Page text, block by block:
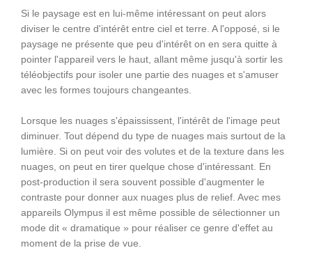
Si le paysage est en lui-même intéressant on peut alors
diviser le centre d'intérêt entre ciel et terre. A l'opposé, si le
paysage ne présente que peu d'intérêt on en sera quitte à
pointer l'appareil vers le haut, allant même jusqu'à sortir les
téléobjectifs pour isoler une partie des nuages et s'amuser
avec les formes toujours changeantes.
Lorsque les nuages s'épaississent, l'intérêt de l'image peut
diminuer. Tout dépend du type de nuages mais surtout de la
lumière. Si on peut voir des volutes et de la texture dans les
nuages, on peut en tirer quelque chose d'intéressant. En
post-production il sera souvent possible d'augmenter le
contraste pour donner aux nuages plus de relief. Avec mes
appareils Olympus il est même possible de sélectionner un
mode dit « dramatique » pour réaliser ce genre d'effet au
moment de la prise de vue.